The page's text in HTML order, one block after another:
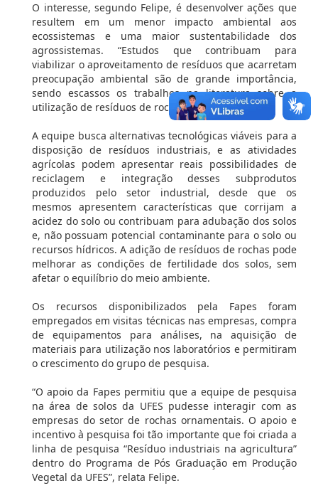
O interesse, segundo Felipe, é desenvolver ações que
resultem em um menor impacto ambiental aos
ecossistemas e uma maior sustentabilidade dos
agrossistemas. “Estudos que contribuam para
viabilizar o aproveitamento de resíduos que acarretam
preocupação ambiental são de grande importância,
sendo escassos os trabalhos na literatura sobre a
utilização de resíduos de rochas ornamentais.”
A equipe busca alternativas tecnológicas viáveis para a
disposição de resíduos industriais, e as atividades
agrícolas podem apresentar reais possibilidades de
reciclagem e integração desses subprodutos
produzidos pelo setor industrial, desde que os
mesmos apresentem características que corrijam a
acidez do solo ou contribuam para adubação dos solos
e, não possuam potencial contaminante para o solo ou
recursos hídricos. A adição de resíduos de rochas pode
melhorar as condições de fertilidade dos solos, sem
afetar o equilíbrio do meio ambiente.
Os recursos disponibilizados pela Fapes foram
empregados em visitas técnicas nas empresas, compra
de equipamentos para análises, na aquisição de
materiais para utilização nos laboratórios e permitiram
o crescimento do grupo de pesquisa.
“O apoio da Fapes permitiu que a equipe de pesquisa
na área de solos da UFES pudesse interagir com as
empresas do setor de rochas ornamentais. O apoio e
incentivo à pesquisa foi tão importante que foi criada a
linha de pesquisa “Resíduo industriais na agricultura”
dentro do Programa de Pós Graduação em Produção
Vegetal da UFES”, relata Felipe.